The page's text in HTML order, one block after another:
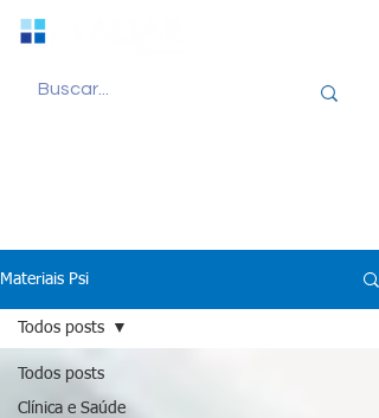
Materiais Psi
Todos posts
Clínica e Saúde
Todos posts